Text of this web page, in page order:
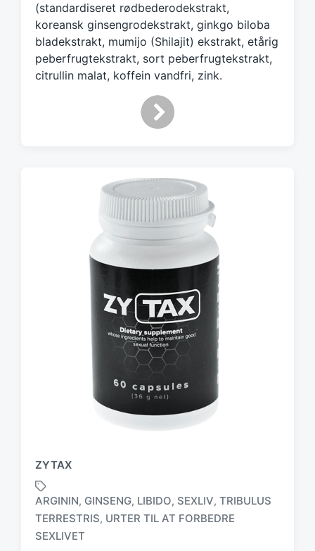
t
h
(standardiseret rødbederodekstrakt,
koreansk ginsengrodekstrakt, ginkgo biloba
bladekstrakt, mumijo (Shilajit) ekstrakt, etårig
peberfrugtekstrakt, sort peberfrugtekstrakt,
citrullin malat, koffein vandfri, zink.
ZYTAX
T
a
ARGININ, GINSENG, LIBIDO, SEXLIV, TRIBULUS
TERRESTRIS, URTER TIL AT FORBEDRE
SEXLIVET